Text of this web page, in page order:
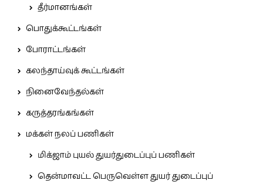
தீர்மானங்கள்
பொதுக்கூட்டங்கள்
போராட்டங்கள்
கலந்தாய்வுக் கூட்டங்கள்
நினைவேந்தல்கள்
கருத்தரங்கங்கள்
மக்கள் நலப் பணிகள்
மிக்ஜாம் புயல் துயர்துடைப்புப் பணிகள்
தென்மாவட்ட பெருவெள்ள துயர் துடைப்புப்